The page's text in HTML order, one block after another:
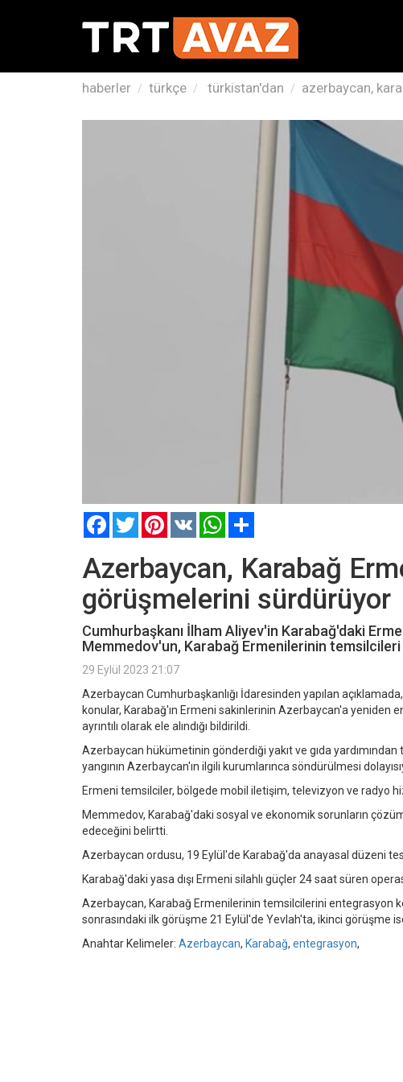
haberler türkçe türkistan'dan azerbaycan,
FacebookTwitterPinterest
VK WhatsApp
Azerbaycan, Karabağ
görüşmelerini sürdürüyor
Cumhurbaşkanı İlham Aliyev'in Karabağ'daki
Memmedov'un, Karabağ Ermenilerinin
29 Eylül 2023 21:07
Azerbaycan Cumhurbaşkanlığı İdaresinden yapılan
konular, Karabağ'ın Ermeni sakinlerinin Azerbaycan'a
ayrıntılı olarak ele alındığı bildirildi.
Azerbaycan hükümetinin gönderdiği yakıt ve gıda
yangının Azerbaycan'ın ilgili kurumlarınca söndürülmesi
Ermeni temsilciler, bölgede mobil iletişim, televizyon ve radyo
Memmedov, Karabağ'daki sosyal ve ekonomik sorunların
edeceğini belirtti.
Azerbaycan ordusu, 19 Eylül'de Karabağ'da anayasal düzeni
Karabağ'daki yasa dışı Ermeni silahlı güçler 24 saat süren
Azerbaycan, Karabağ Ermenilerinin temsilcilerini entegrasyon
sonrasındaki ilk görüşme 21 Eylül'de Yevlah'ta, ikinci görüşme ise
Anahtar Kelimeler: Azerbaycan, Karabağ, entegrasyon,